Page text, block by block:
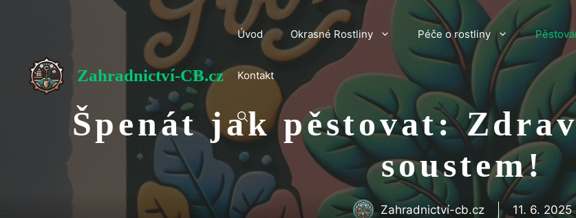
Zahradnictví-CB.cz
Úvod Okrasné Rostliny Péče o rostliny
Kontakt
Špenát jak pěstovat:
soustem!
Zahradnictví-cb.cz 11. 6. 2025